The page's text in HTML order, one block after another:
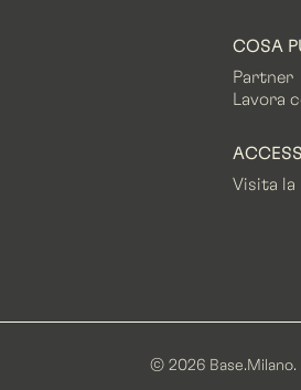
COSA
Partner
Lavora
Visita la
© 2026